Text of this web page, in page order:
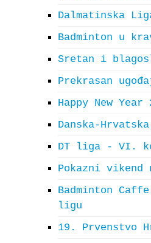
Dalmatinska
Badminton u
Sretan i
Prekrasan
Happy New Year
Danska-
DT liga - VI.
Pokazni vikend
Badminton
ligu
19. Prvenstvo